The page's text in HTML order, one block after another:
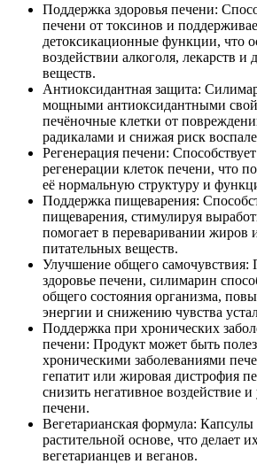
Поддержка здоровья печени:
печени от токсинов и
детоксикационные функции, что
воздействии алкоголя, лекарств и
веществ.
Антиоксидантная защита:
мощными антиоксидантными
печёночные клетки от
радикалами и снижая риск
Регенерация печени:
регенерации клеток печени, что
её нормальную структуру и
Поддержка пищеварения:
пищеварения, стимулируя
помогает в переваривании жиров
питательных веществ.
Улучшение общего самочувствия:
здоровье печени, силимарин
общего состояния организма,
энергии и снижению чувства
Поддержка при хронических
печени: Продукт может быть
хроническими заболеваниями
гепатит или жировая дистрофия
снизить негативное воздействие
печени.
Вегетарианская формула: Капсулы
растительной основе, что делает
вегетарианцев и веганов.